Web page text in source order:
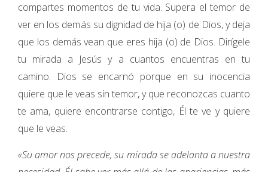
compartes momentos de tu vida. Supera el temor de
ver en los demás su dignidad de hija (o) de Dios, y deja
que los demás vean que eres hija (o) de Dios. Dirígele
tu mirada a Jesús y a cuantos encuentras en tu
camino. Dios se encarnó porque en su inocencia
quiere que le veas sin temor, y que reconozcas cuanto
te ama, quiere encontrarse contigo, Él te ve y quiere
que le veas.
«Su amor nos precede, su mirada se adelanta a nuestra